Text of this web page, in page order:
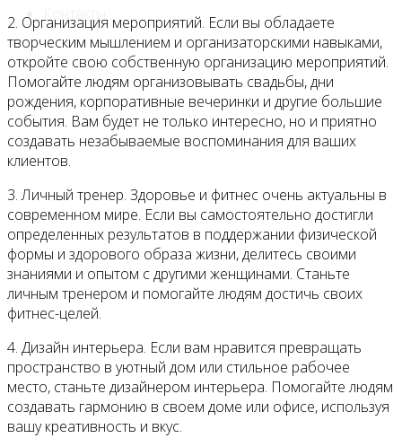
2. Организация мероприятий. Если вы обладаете
творческим мышлением и организаторскими навыками,
откройте свою собственную организацию мероприятий.
Помогайте людям организовывать свадьбы, дни
рождения, корпоративные вечеринки и другие большие
события. Вам будет не только интересно, но и приятно
создавать незабываемые воспоминания для ваших
клиентов.
3. Личный тренер. Здоровье и фитнес очень актуальны в
современном мире. Если вы самостоятельно достигли
определенных результатов в поддержании физической
формы и здорового образа жизни, делитесь своими
знаниями и опытом с другими женщинами. Станьте
личным тренером и помогайте людям достичь своих
фитнес-целей.
4. Дизайн интерьера. Если вам нравится превращать
пространство в уютный дом или стильное рабочее
место, станьте дизайнером интерьера. Помогайте людям
создавать гармонию в своем доме или офисе, используя
вашу креативность и вкус.